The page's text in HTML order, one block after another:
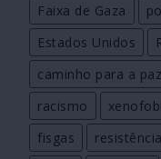
Faixa de Gaza
Estados Unidos
caminho para a paz
racismo
fisgas
resistência